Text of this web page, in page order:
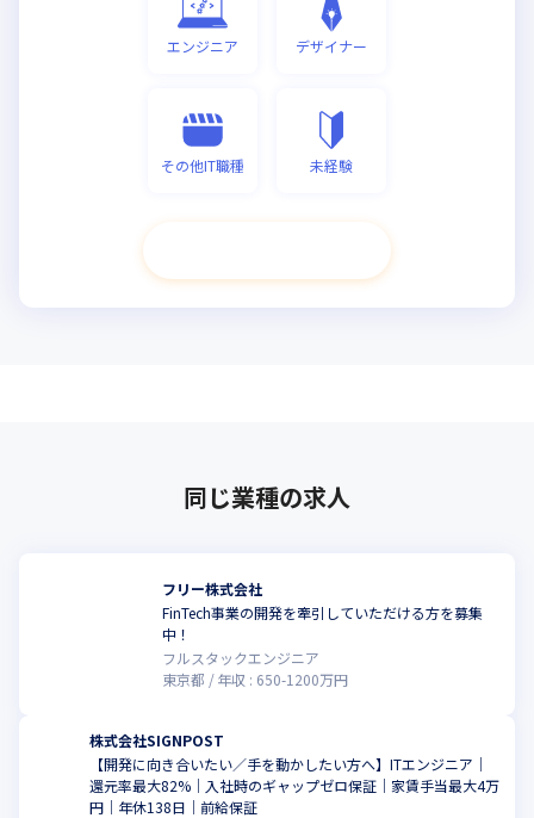
エンジニア デザイナー
その他IT職種 未経験
同じ業種の求人
フリー株式会社
FinTech事業の開発を牽引していただける方を募集
中！
フルスタックエンジニア
東京都
年収 : 650-1200万円
株式会社SIGNPOST
【開発に向き合いたい／手を動かしたい方へ】ITエンジニア｜
還元率最大82%｜入社時のギャップゼロ保証｜家賃手当最大4万
円｜年休138日｜前給保証